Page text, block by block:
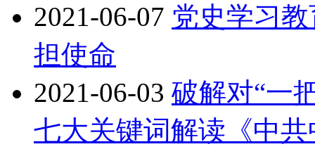
2021-06-07 党史学习
担使命
2021-06-03 破解对“一
七大关键词解读《中